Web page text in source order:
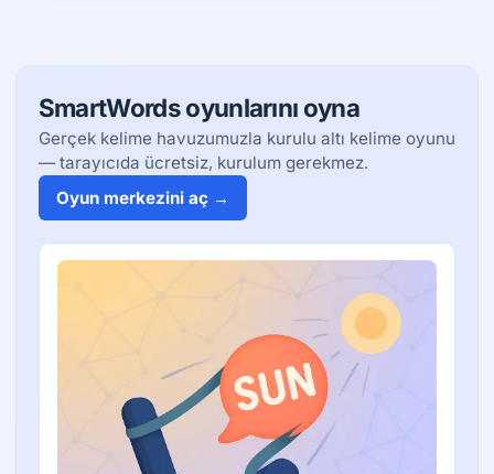
SmartWords oyunlarını oyna
Gerçek kelime havuzumuzla kurulu altı kelime oyunu
— tarayıcıda ücretsiz, kurulum gerekmez.
Oyun merkezini aç →